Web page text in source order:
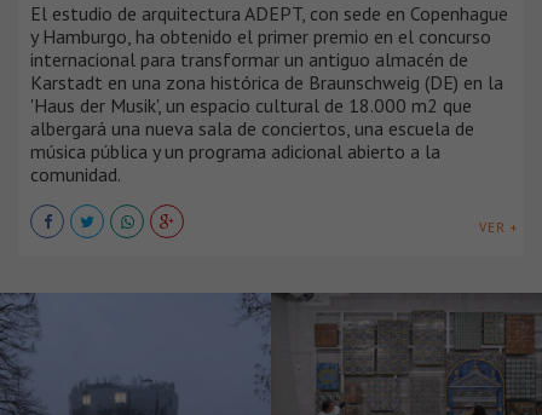
El estudio de arquitectura ADEPT, con sede en Copenhague
y Hamburgo, ha obtenido el primer premio en el concurso
internacional para transformar un antiguo almacén de
Karstadt en una zona histórica de Braunschweig (DE) en la
'Haus der Musik', un espacio cultural de 18.000 m2 que
albergará una nueva sala de conciertos, una escuela de
música pública y un programa adicional abierto a la
comunidad.
VER +